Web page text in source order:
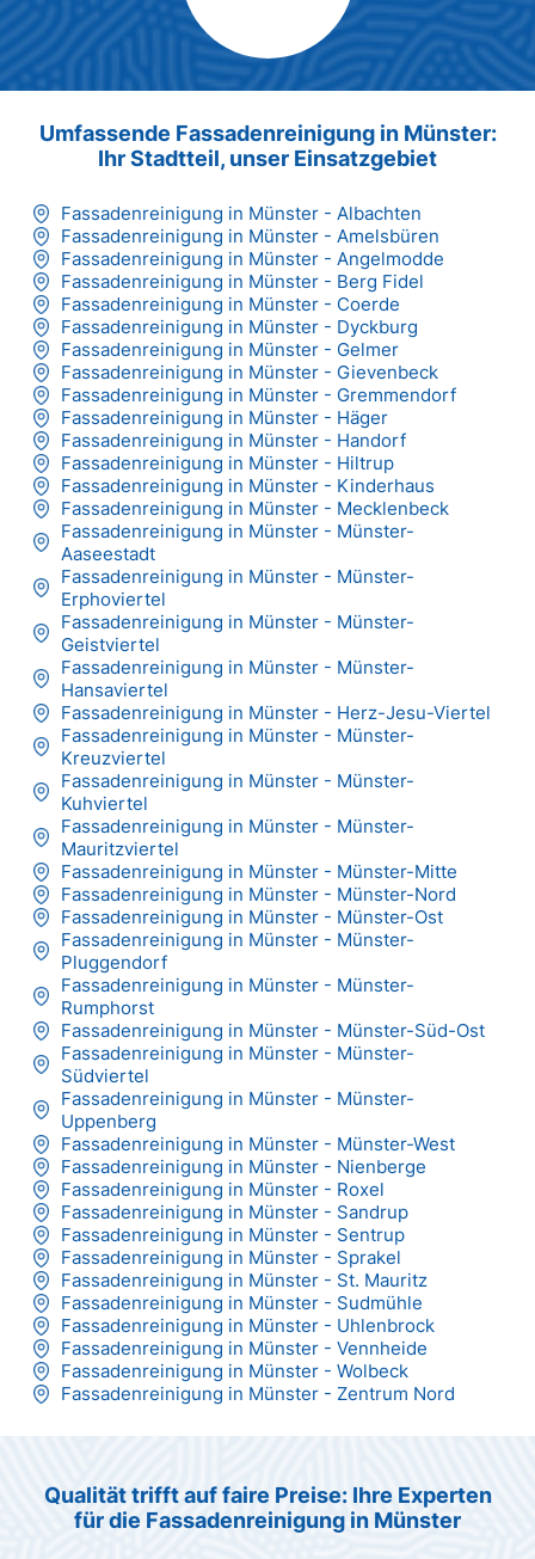
Max Mustermann
Umfassende Fassadenreinigung in Münster:
Ihr Stadtteil, unser Einsatzgebiet
Fassadenreinigung in Münster - Albachten
Fassadenreinigung in Münster - Amelsbüren
Fassadenreinigung in Münster - Angelmodde
Fassadenreinigung in Münster - Berg Fidel
Fassadenreinigung in Münster - Coerde
Fassadenreinigung in Münster - Dyckburg
Fassadenreinigung in Münster - Gelmer
Fassadenreinigung in Münster - Gievenbeck
Fassadenreinigung in Münster - Gremmendorf
Fassadenreinigung in Münster - Häger
Fassadenreinigung in Münster - Handorf
Fassadenreinigung in Münster - Hiltrup
Fassadenreinigung in Münster - Kinderhaus
Fassadenreinigung in Münster - Mecklenbeck
Fassadenreinigung in Münster - Münster-
Aaseestadt
Fassadenreinigung in Münster - Münster-
Erphoviertel
Fassadenreinigung in Münster - Münster-
Geistviertel
Fassadenreinigung in Münster - Münster-
Hansaviertel
Fassadenreinigung in Münster - Herz-Jesu-Viertel
Fassadenreinigung in Münster - Münster-
Kreuzviertel
Fassadenreinigung in Münster - Münster-
Kuhviertel
Fassadenreinigung in Münster - Münster-
Mauritzviertel
Fassadenreinigung in Münster - Münster-Mitte
Fassadenreinigung in Münster - Münster-Nord
Fassadenreinigung in Münster - Münster-Ost
Fassadenreinigung in Münster - Münster-
Pluggendorf
Fassadenreinigung in Münster - Münster-
Rumphorst
Fassadenreinigung in Münster - Münster-Süd-Ost
Fassadenreinigung in Münster - Münster-
Südviertel
Fassadenreinigung in Münster - Münster-
Uppenberg
Fassadenreinigung in Münster - Münster-West
Fassadenreinigung in Münster - Nienberge
Fassadenreinigung in Münster - Roxel
Fassadenreinigung in Münster - Sandrup
Fassadenreinigung in Münster - Sentrup
Fassadenreinigung in Münster - Sprakel
Fassadenreinigung in Münster - St. Mauritz
Fassadenreinigung in Münster - Sudmühle
Fassadenreinigung in Münster - Uhlenbrock
Fassadenreinigung in Münster - Vennheide
Fassadenreinigung in Münster - Wolbeck
Fassadenreinigung in Münster - Zentrum Nord
Qualität trifft auf faire Preise: Ihre Experten
für die Fassadenreinigung in Münster